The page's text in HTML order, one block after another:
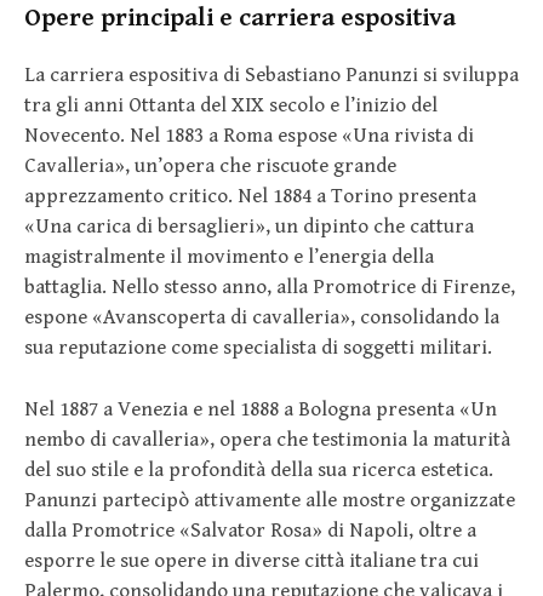
Opere principali e carriera espositiva
La carriera espositiva di Sebastiano Panunzi si sviluppa
tra gli anni Ottanta del XIX secolo e l’inizio del
Novecento. Nel 1883 a Roma espose «Una rivista di
Cavalleria», un’opera che riscuote grande
apprezzamento critico. Nel 1884 a Torino presenta
«Una carica di bersaglieri», un dipinto che cattura
magistralmente il movimento e l’energia della
battaglia. Nello stesso anno, alla Promotrice di Firenze,
espone «Avanscoperta di cavalleria», consolidando la
sua reputazione come specialista di soggetti militari.
Nel 1887 a Venezia e nel 1888 a Bologna presenta «Un
nembo di cavalleria», opera che testimonia la maturità
del suo stile e la profondità della sua ricerca estetica.
Panunzi partecipò attivamente alle mostre organizzate
dalla Promotrice «Salvator Rosa» di Napoli, oltre a
esporre le sue opere in diverse città italiane tra cui
Palermo, consolidando una reputazione che valicava i